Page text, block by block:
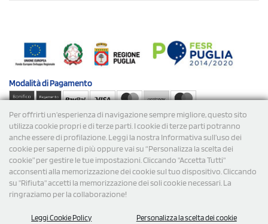
Per offrirti un'esperienza di navigazione sempre migliore, questo sito
utilizza cookie propri e di terze parti. I cookie di terze parti potranno
anche essere di profilazione. Leggi la nostra Informativa sull’uso dei
cookie per saperne di più oppure vai su “Personalizza la scelta dei
cookie” per gestire le tue impostazioni. Cliccando "Accetta Tutti"
acconsenti alla memorizzazione dei cookie sul tuo dispositivo. Cliccando
su "Rifiuta" accetti la memorizzazione dei soli cookie necessari. La
ringraziamo per la collaborazione!
Leggi Cookie Policy Personalizza la scelta dei cookie
Modalità diPagamento
Spedizioni
P.Iva/C.F. 09734470967 - N° Rea MI-2110632